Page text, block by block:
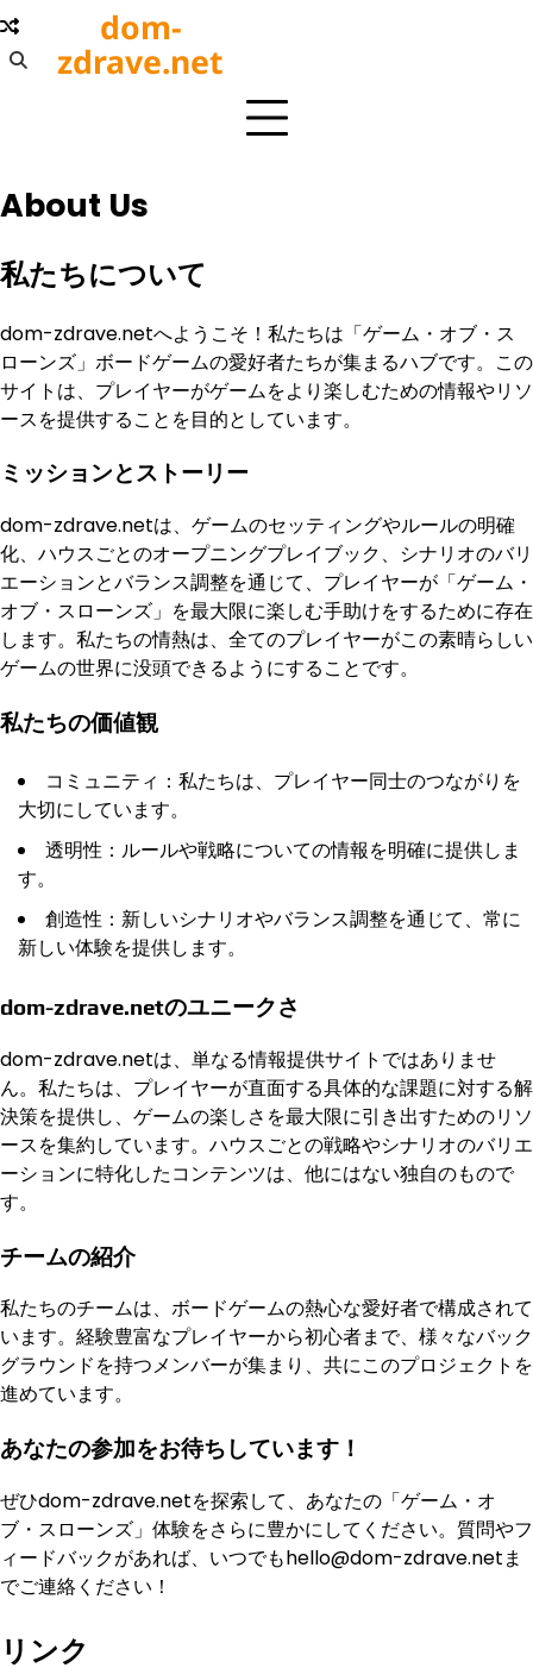
Skip
to
content
dom-
zdrave.net
About Us
私たちについて
dom-zdrave.netへようこそ！私たちは「ゲーム・オブ・ス
ローンズ」ボードゲームの愛好者たちが集まるハブです。この
サイトは、プレイヤーがゲームをより楽しむための情報やリソ
ースを提供することを目的としています。
ミッションとストーリー
dom-zdrave.netは、ゲームのセッティングやルールの明確
化、ハウスごとのオープニングプレイブック、シナリオのバリ
エーションとバランス調整を通じて、プレイヤーが「ゲーム・
オブ・スローンズ」を最大限に楽しむ手助けをするために存在
します。私たちの情熱は、全てのプレイヤーがこの素晴らしい
ゲームの世界に没頭できるようにすることです。
私たちの価値観
コミュニティ：私たちは、プレイヤー同士のつながりを
大切にしています。
透明性：ルールや戦略についての情報を明確に提供しま
す。
創造性：新しいシナリオやバランス調整を通じて、常に
新しい体験を提供します。
dom-zdrave.netのユニークさ
dom-zdrave.netは、単なる情報提供サイトではありませ
ん。私たちは、プレイヤーが直面する具体的な課題に対する解
決策を提供し、ゲームの楽しさを最大限に引き出すためのリソ
ースを集約しています。ハウスごとの戦略やシナリオのバリエ
ーションに特化したコンテンツは、他にはない独自のもので
す。
チームの紹介
私たちのチームは、ボードゲームの熱心な愛好者で構成されて
います。経験豊富なプレイヤーから初心者まで、様々なバック
グラウンドを持つメンバーが集まり、共にこのプロジェクトを
進めています。
あなたの参加をお待ちしています！
ぜひdom-zdrave.netを探索して、あなたの「ゲーム・オ
ブ・スローンズ」体験をさらに豊かにしてください。質問やフ
ィードバックがあれば、いつでもhello@dom-zdrave.netま
でご連絡ください！
リンク